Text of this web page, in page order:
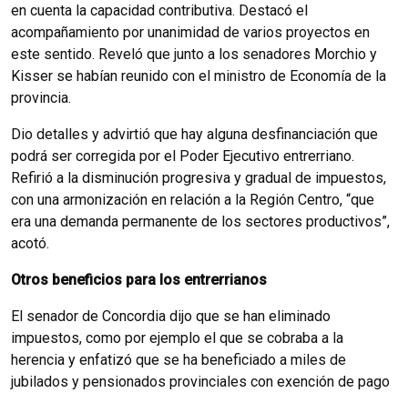
en cuenta la capacidad contributiva. Destacó el
acompañamiento por unanimidad de varios proyectos en
este sentido. Reveló que junto a los senadores Morchio y
Kisser se habían reunido con el ministro de Economía de la
provincia.
Dio detalles y advirtió que hay alguna desfinanciación que
podrá ser corregida por el Poder Ejecutivo entrerriano.
Refirió a la disminución progresiva y gradual de impuestos,
con una armonización en relación a la Región Centro, “que
era una demanda permanente de los sectores productivos”,
acotó.
Otros beneficios para los entrerrianos
El senador de Concordia dijo que se han eliminado
impuestos, como por ejemplo el que se cobraba a la
herencia y enfatizó que se ha beneficiado a miles de
jubilados y pensionados provinciales con exención de pago